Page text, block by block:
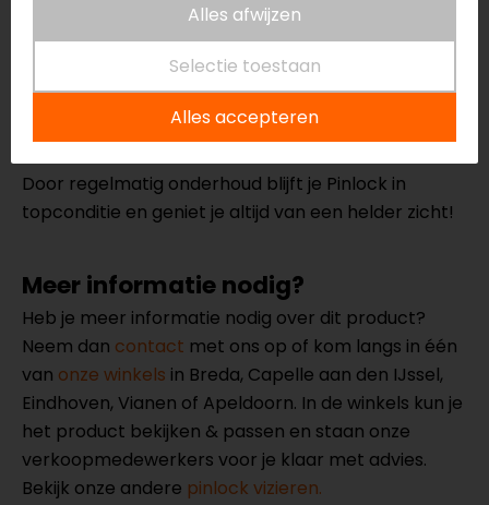
Laat de lens en het vizier rechtop aan de lucht
drogen.
Zodra beide volledig droog zijn, kun je de lens
weer terugplaatsen.
Door regelmatig onderhoud blijft je Pinlock in
topconditie en geniet je altijd van een helder zicht!
Meer informatie nodig?
Heb je meer informatie nodig over dit product?
Neem dan contact met ons op of kom langs in één
van onze winkels in Breda, Capelle aan den IJssel,
Eindhoven, Vianen of Apeldoorn. In de winkels kun je
het product bekijken & passen en staan onze
verkoopmedewerkers voor je klaar met advies.
Bekijk onze andere pinlock vizieren.
Alles afwijzen
Selectie toestaan
Alles accepteren